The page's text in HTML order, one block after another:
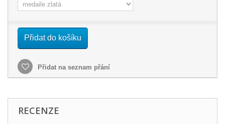
Přidat do košíku
Přidat na seznam přání
RECENZE